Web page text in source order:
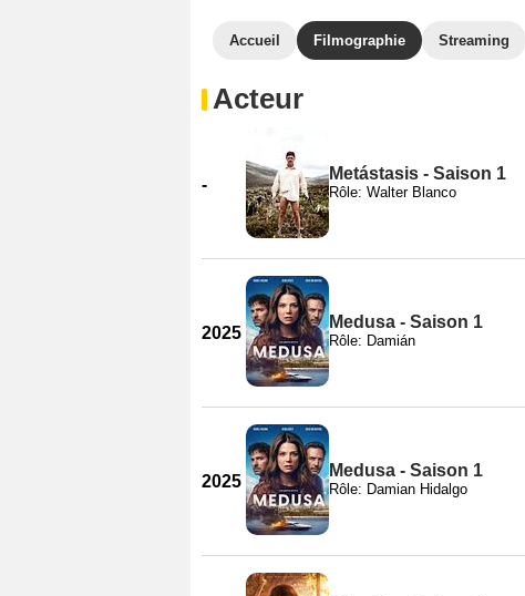
Accueil Filmographie Streaming
Acteur
-
Metástasis - Saison 1
Rôle: Walter Blanco
2025
Medusa - Saison 1
Rôle: Damián
2025
Medusa - Saison 1
Rôle: Damian Hidalgo